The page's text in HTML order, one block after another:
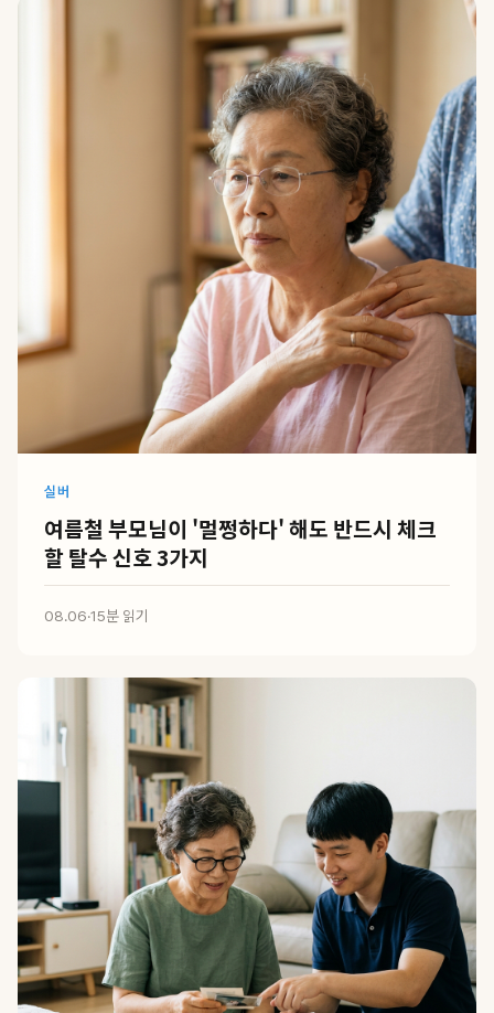
실버
여름철 부모님이 '멀쩡하다' 해도 반드시 체크
할 탈수 신호 3가지
08.06·15분 읽기